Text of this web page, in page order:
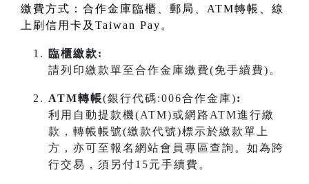
繳費方式：合作金庫臨櫃、郵局、 ATM轉帳、線
上刷信用卡及 Taiwan Pay 。
臨櫃繳款:
請列印繳款單至合作金庫繳費(免手續費)。
ATM轉帳(銀行代碼:006合作金庫):
利用自動提款機(ATM)或網路ATM進行繳
款，轉帳帳號(繳款代號)標示於繳款單上
方，亦可至報名網站會員專區查詢。如為跨
行交易，須另付15元手續費。